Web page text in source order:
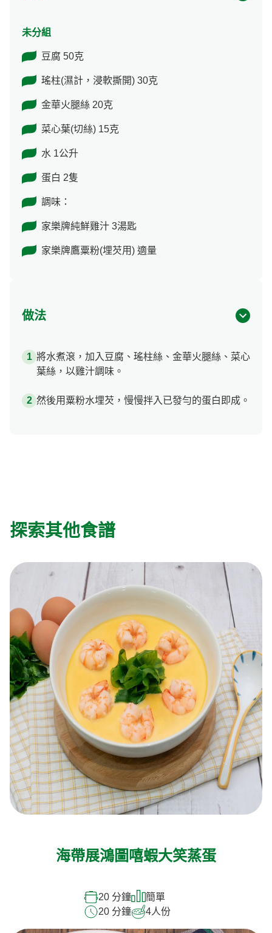
未分組
豆腐 50克
瑤柱(濕計，浸軟撕開) 30克
金華火腿絲 20克
菜心葉(切絲) 15克
水 1公升
蛋白 2隻
調味：
家樂牌純鮮雞汁 3湯匙
家樂牌鷹粟粉(埋芡用) 適量
做法
將水煮滾，加入豆腐、瑤柱絲、金華火腿絲、菜心
葉絲，以雞汁調味。
然後用粟粉水埋芡，慢慢拌入已發勻的蛋白即成。
探索其他食譜
海帶展鴻圖嘻蝦大笑蒸蛋
20 分鐘
簡單
20 分鐘
4人份